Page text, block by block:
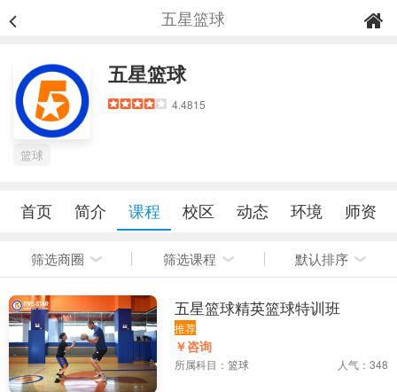
五星篮球
五星篮球
4.4815
篮球
首页 简介 课程 校区 动态 环境 师资
筛选商圈 筛选课程 默认排序
五星篮球精英篮球特训班
推荐
￥咨询
所属科目： 篮球 人气：348